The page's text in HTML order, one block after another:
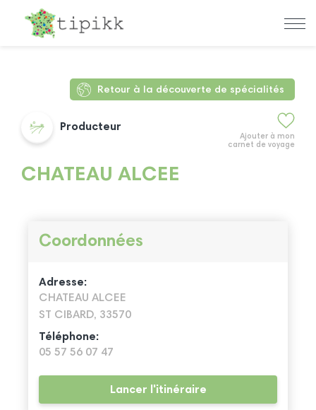
Retour à la découverte de spécialités
Ajouter à mon
carnet de voyage
Producteur
CHATEAU ALCEE
Coordonnées
Adresse:
CHATEAU ALCEE
ST CIBARD, 33570
Téléphone:
05 57 56 07 47
Lancer l'itinéraire